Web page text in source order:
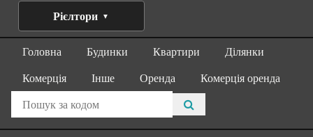
Рієлтори
Головна Будинки Квартири
Ділянки
Комерція
Інше Оренда Комерція оренда